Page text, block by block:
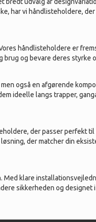
har vi håndlisteholdere,
håndlisteholdere er
brug og bevare deres styrke
også en afgørende
ideelle langs trapper,
der passer perfekt til
der matcher din
klare
sikkerheden og designet i